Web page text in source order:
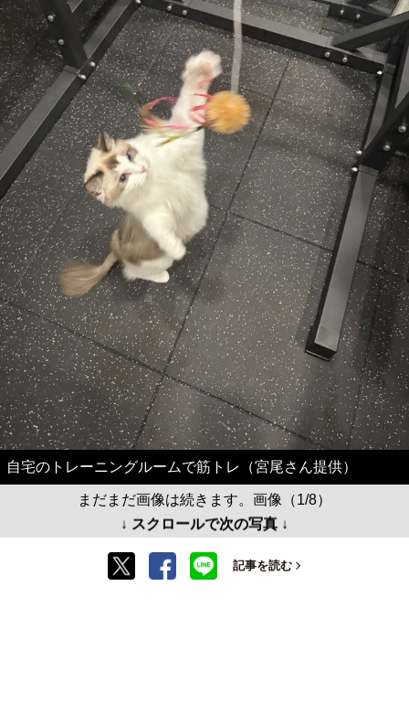
自宅のトレーニングルームで筋トレ（宮尾さん提供）
まだまだ画像は続きます。画像（1/8）
↓ スクロールで次の写真 ↓
記事を読む